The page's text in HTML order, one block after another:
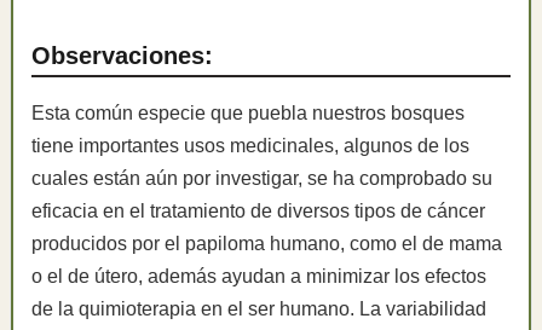
Observaciones:
Esta común especie que puebla nuestros bosques
tiene importantes usos medicinales, algunos de los
cuales están aún por investigar, se ha comprobado su
eficacia en el tratamiento de diversos tipos de cáncer
producidos por el papiloma humano, como el de mama
o el de útero, además ayudan a minimizar los efectos
de la quimioterapia en el ser humano. La variabilidad